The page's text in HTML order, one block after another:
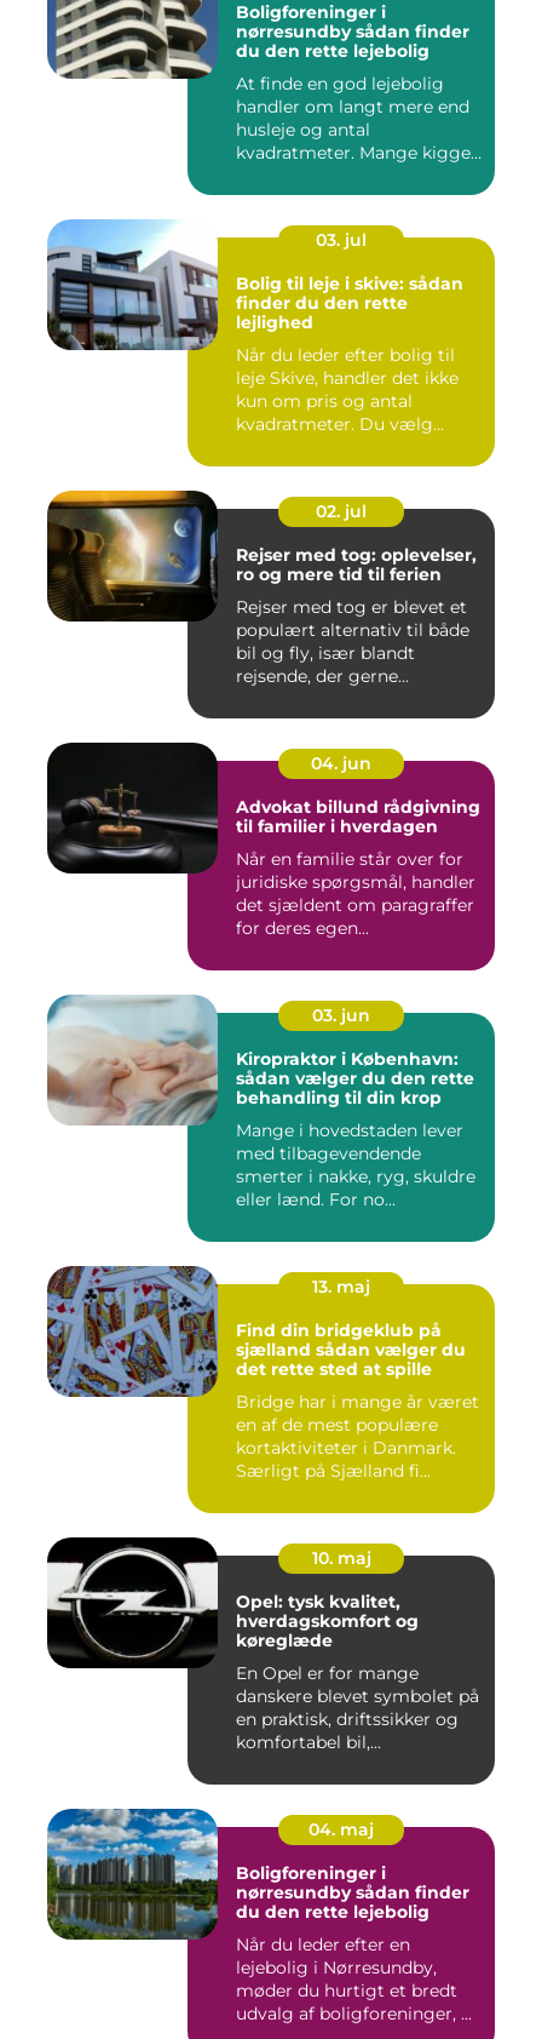
Boligforeninger i
nørresundby sådan finder
du den rette lejebolig
At finde en god lejebolig
handler om langt mere end
husleje og antal
kvadratmeter. Mange kigger
03. jul
Bolig til leje i skive: sådan
finder du den rette
lejlighed
Når du leder efter bolig til
leje Skive, handler det ikke
kun om pris og antal
kvadratmeter. Du vælg...
02. jul
Rejser med tog: oplevelser,
ro og mere tid til ferien
Rejser med tog er blevet et
populært alternativ til både
bil og fly, især blandt
rejsende, der gerne...
04. jun
Advokat billund rådgivning
til familier i hverdagen
Når en familie står over for
juridiske spørgsmål, handler
det sjældent om paragraffer
for deres egen...
03. jun
Kiropraktor i København:
sådan vælger du den rette
behandling til din krop
Mange i hovedstaden lever
med tilbagevendende
smerter i nakke, ryg, skuldre
eller lænd. For no...
13. maj
Find din bridgeklub på
sjælland sådan vælger du
det rette sted at spille
Bridge har i mange år været
en af de mest populære
kortaktiviteter i Danmark.
Særligt på Sjælland fi...
10. maj
Opel: tysk kvalitet,
hverdagskomfort og
køreglæde
En Opel er for mange
danskere blevet symbolet på
en praktisk, driftssikker og
komfortabel bil,...
04. maj
Boligforeninger i
nørresundby sådan finder
du den rette lejebolig
Når du leder efter en
lejebolig i Nørresundby,
møder du hurtigt et bredt
udvalg af boligforeninger, ...